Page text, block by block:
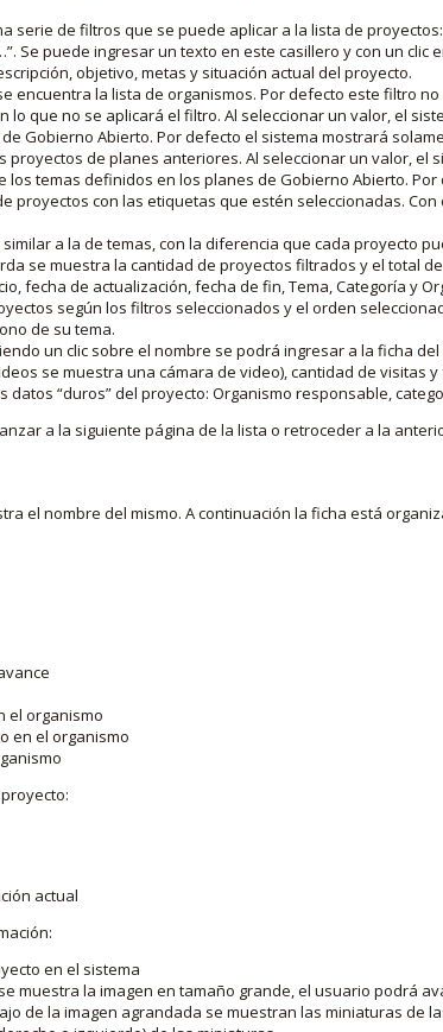
serie de filtros que se puede aplicar a la lista de proyectos:
Se puede ingresar un texto en este casillero y con un
objetivo, metas y situación actual del proyecto.
encuentra la lista de organismos. Por defecto este filtro
lo que no se aplicará el filtro. Al seleccionar un valor, el
Gobierno Abierto. Por defecto el sistema mostrará
de planes anteriores. Al seleccionar un valor, el
temas definidos en los planes de Gobierno Abierto.
proyectos con las etiquetas que estén seleccionadas.
a la de temas, con la diferencia que cada proyecto
se muestra la cantidad de proyectos filtrados y el total
fecha de actualización, fecha de fin, Tema, Categoría y
según los filtros seleccionados y el orden
de su tema.
un clic sobre el nombre se podrá ingresar a la ficha
se muestra una cámara de video), cantidad de visitas
datos “duros” del proyecto: Organismo responsable,
a la siguiente página de la lista o retroceder a la
el nombre del mismo. A continuación la ficha está
el organismo
en el organismo
actual
en el sistema
muestra la imagen en tamaño grande, el usuario podrá
de la imagen agrandada se muestran las miniaturas